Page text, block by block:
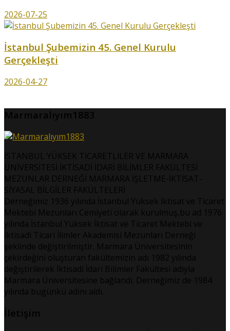
2026-07-25
İstanbul Şubemizin 45. Genel Kurulu
Gerçekleşti
2026-04-27
Marmaralıyım1883
İSTANBUL YÜKSEK TİCARETLİLER VE MARMARA
ÜNİVERSİTESİ İKTİSADİ İDARİ BİLİMLER FAKÜLTESİ
MEZUNLAR DERNEĞİ MARMARA İŞLETME-İKTİSAT-
SİYASAL BİLGİLER FAKÜLTELERİ
Derneğimiz 1936 yılında İstanbul Yüksek İktisat ve Ticaret
Mektebi Mezunları Cemiyeti olarak kurulmuş,bu ad 1976
yılında İstanbul Yüksek İktisat ve Ticaret Mektebi ve
İktisadi Ticari İlimler Akademisi Mezunları Derneği
şeklinde değiştirilmiştir. Marmara Üniversitesinin
çekirdeğini oluşturan fakültemizin adı 1982 yılında
değiştirilerek İktisadi İdari Bilimler Fakültesi adıyla
Marmara Üniversitesine bağlandı. Derneğimiz de 1984
yılında bugünkü adını aldı.
İletişim